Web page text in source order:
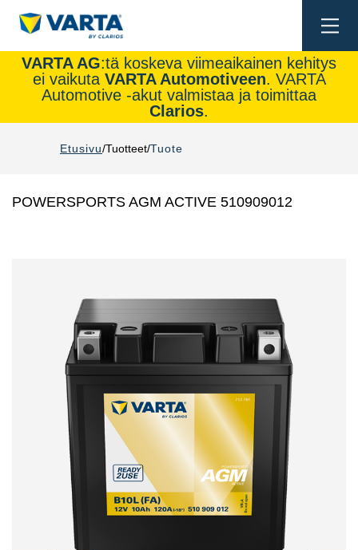
VARTA AG:tä koskeva viimeaikainen kehitys
ei vaikuta VARTA Automotiveen. VARTA
Automotive -akut valmistaa ja toimittaa
Clarios.
Etusivu Tuotteet Tuote
POWERSPORTS AGM ACTIVE 510909012